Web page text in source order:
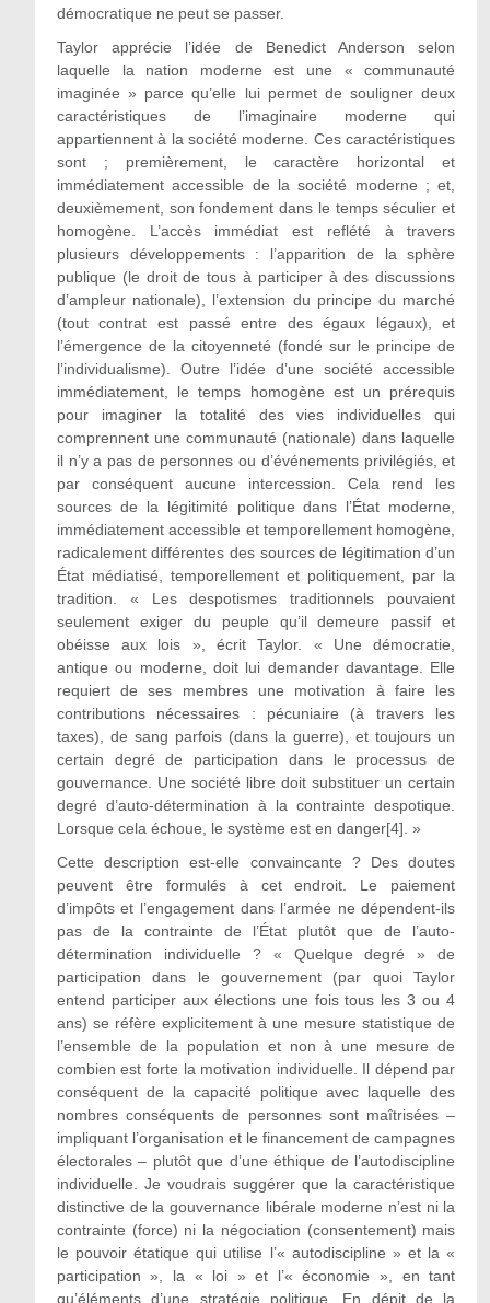
démocratique ne peut se passer.
Taylor apprécie l’idée de Benedict Anderson selon
laquelle la nation moderne est une « communauté
imaginée » parce qu’elle lui permet de souligner deux
caractéristiques de l’imaginaire moderne qui
appartiennent à la société moderne. Ces caractéristiques
sont ; premièrement, le caractère horizontal et
immédiatement accessible de la société moderne ; et,
deuxièmement, son fondement dans le temps séculier et
homogène. L’accès immédiat est reflété à travers
plusieurs développements : l’apparition de la sphère
publique (le droit de tous à participer à des discussions
d’ampleur nationale), l’extension du principe du marché
(tout contrat est passé entre des égaux légaux), et
l’émergence de la citoyenneté (fondé sur le principe de
l’individualisme). Outre l’idée d’une société accessible
immédiatement, le temps homogène est un prérequis
pour imaginer la totalité des vies individuelles qui
comprennent une communauté (nationale) dans laquelle
il n’y a pas de personnes ou d’événements privilégiés, et
par conséquent aucune intercession. Cela rend les
sources de la légitimité politique dans l’État moderne,
immédiatement accessible et temporellement homogène,
radicalement différentes des sources de légitimation d’un
État médiatisé, temporellement et politiquement, par la
tradition. « Les despotismes traditionnels pouvaient
seulement exiger du peuple qu’il demeure passif et
obéisse aux lois », écrit Taylor. « Une démocratie,
antique ou moderne, doit lui demander davantage. Elle
requiert de ses membres une motivation à faire les
contributions nécessaires : pécuniaire (à travers les
taxes), de sang parfois (dans la guerre), et toujours un
certain degré de participation dans le processus de
gouvernance. Une société libre doit substituer un certain
degré d’auto-détermination à la contrainte despotique.
Lorsque cela échoue, le système est en danger[4]. »
Cette description est-elle convaincante ? Des doutes
peuvent être formulés à cet endroit. Le paiement
d’impôts et l’engagement dans l’armée ne dépendent-ils
pas de la contrainte de l’État plutôt que de l’auto-
détermination individuelle ? « Quelque degré » de
participation dans le gouvernement (par quoi Taylor
entend participer aux élections une fois tous les 3 ou 4
ans) se réfère explicitement à une mesure statistique de
l’ensemble de la population et non à une mesure de
combien est forte la motivation individuelle. Il dépend par
conséquent de la capacité politique avec laquelle des
nombres conséquents de personnes sont maîtrisées –
impliquant l’organisation et le financement de campagnes
électorales – plutôt que d’une éthique de l’autodiscipline
individuelle. Je voudrais suggérer que la caractéristique
distinctive de la gouvernance libérale moderne n’est ni la
contrainte (force) ni la négociation (consentement) mais
le pouvoir étatique qui utilise l’« autodiscipline » et la «
participation », la « loi » et l’« économie », en tant
qu’éléments d’une stratégie politique. En dépit de la